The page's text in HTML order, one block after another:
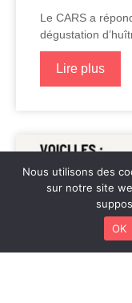
Le CARS a
dégustation
Lire plus
Nous utilisons des
sur notre site
OK